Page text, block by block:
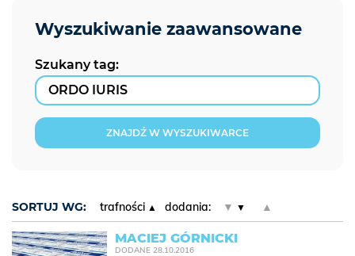
Szukany tag:
ZNAJDŹ W WYSZUKIWARCE
SORTUJ WG: trafności dodania: ▼ ▲
MACIEJ GÓRNICKI
DODANE 28.10.2016